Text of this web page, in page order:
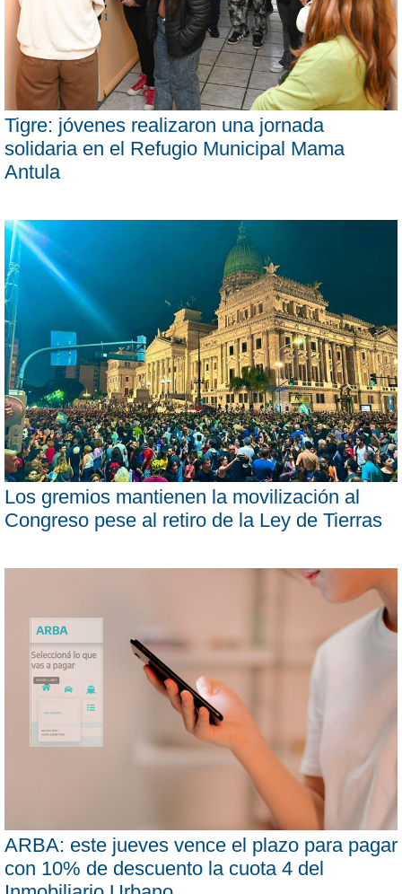
Tigre: jóvenes realizaron una jornada
solidaria en el Refugio Municipal Mama
Antula
Los gremios mantienen la movilización al
Congreso pese al retiro de la Ley de Tierras
ARBA: este jueves vence el plazo para pagar
con 10% de descuento la cuota 4 del